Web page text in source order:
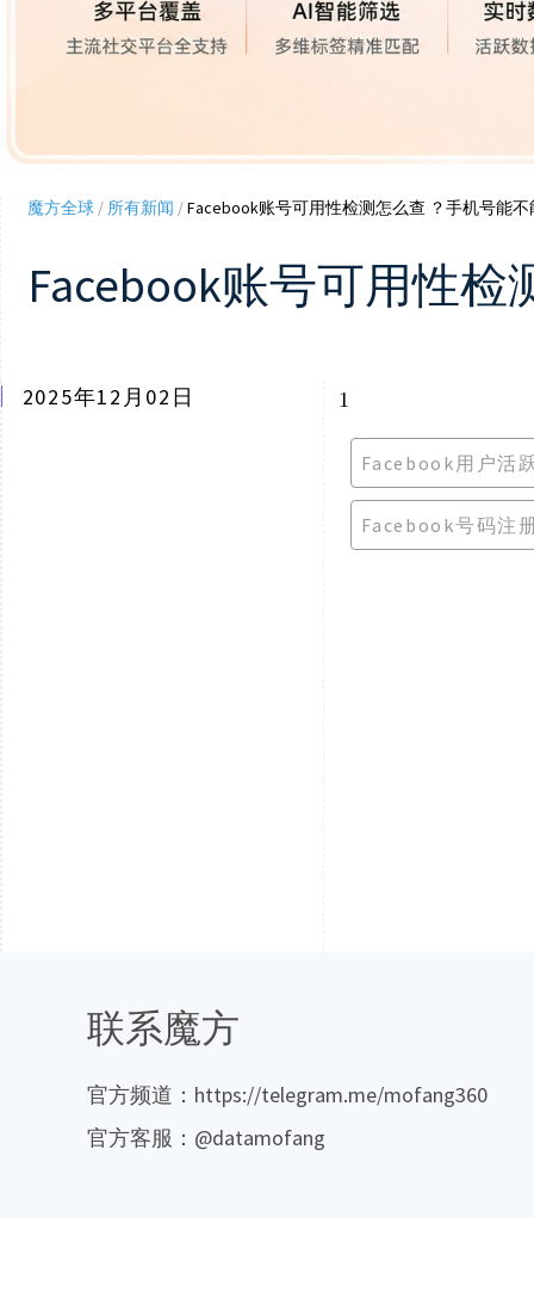
魔方全球/ 所有新闻 /Facebook账号可用性检测怎么查 ？手机号能
Facebook账号可用性
2025年12月02日 1
Facebook用户活
Facebook号码注
联系魔方
官方频道：https://telegram.me/mofang360
官方客服：@datamofang